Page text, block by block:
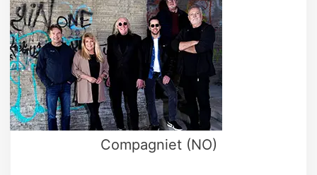
Compagniet (NO)